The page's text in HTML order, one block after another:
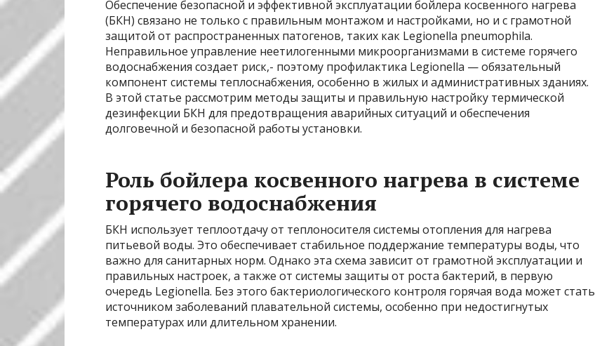
Обеспечение безопасной и эффективной эксплуатации бойлера косвенного нагрева
(БКН) связано не только с правильным монтажом и настройками, но и с грамотной
защитой от распространенных патогенов, таких как Legionella pneumophila.
Неправильное управление неетилогенными микроорганизмами в системе горячего
водоснабжения создает риск,- поэтому профилактика Legionella — обязательный
компонент системы теплоснабжения, особенно в жилых и административных зданиях.
В этой статье рассмотрим методы защиты и правильную настройку термической
дезинфекции БКН для предотвращения аварийных ситуаций и обеспечения
долговечной и безопасной работы установки.
Роль бойлера косвенного нагрева в системе
горячего водоснабжения
БКН использует теплоотдачу от теплоносителя системы отопления для нагрева
питьевой воды. Это обеспечивает стабильное поддержание температуры воды, что
важно для санитарных норм. Однако эта схема зависит от грамотной эксплуатации и
правильных настроек, а также от системы защиты от роста бактерий, в первую
очередь Legionella. Без этого бактериологического контроля горячая вода может стать
источником заболеваний плавательной системы, особенно при недостигнутых
температурах или длительном хранении.